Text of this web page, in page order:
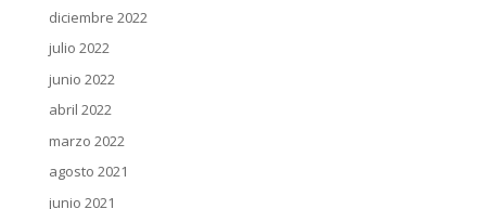
diciembre 2022
julio 2022
junio 2022
abril 2022
marzo 2022
agosto 2021
junio 2021